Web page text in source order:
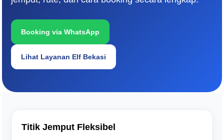
Booking via WhatsApp
Lihat Layanan Elf Bekasi
Titik Jemput Fleksibel